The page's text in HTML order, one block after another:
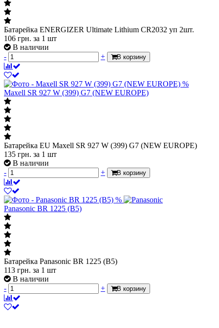
Батарейка ENERGIZER Ultimate Lithium CR2032 уп 2шт.
106 грн. за 1 шт
В наличии
-
+ В корзину
%
Maxell SR 927 W (399) G7 (NEW EUROPE)
Батарейка EU Maxell SR 927 W (399) G7 (NEW EUROPE)
135 грн. за 1 шт
В наличии
-
+ В корзину
%
Panasonic BR 1225 (B5)
Батарейка Panasonic BR 1225 (B5)
113 грн. за 1 шт
В наличии
-
+ В корзину